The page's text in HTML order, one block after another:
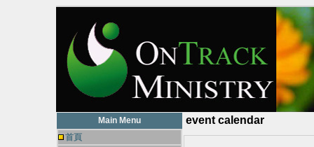
Main Menu
首頁
event calendar